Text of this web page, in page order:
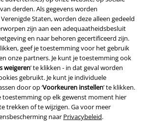
derden. Als gegevens worden
Staten, worden deze alleen gedeeld
zijn aan een adequaatheidsbesluit
en naar behoren gecertificeerd zijn.
geef je toestemming voor het gebruik
onze partners. Je kunt je toestemming ook
weigeren’ te klikken - in dat geval worden
gebruikt. Je kunt je individuele
door op ‘Voorkeuren instellen’ te klikken.
toestemming op elk gewenst moment hier
trekken of te wijzigen. Ga voor meer
naar Privacybeleid.
Beveiliging